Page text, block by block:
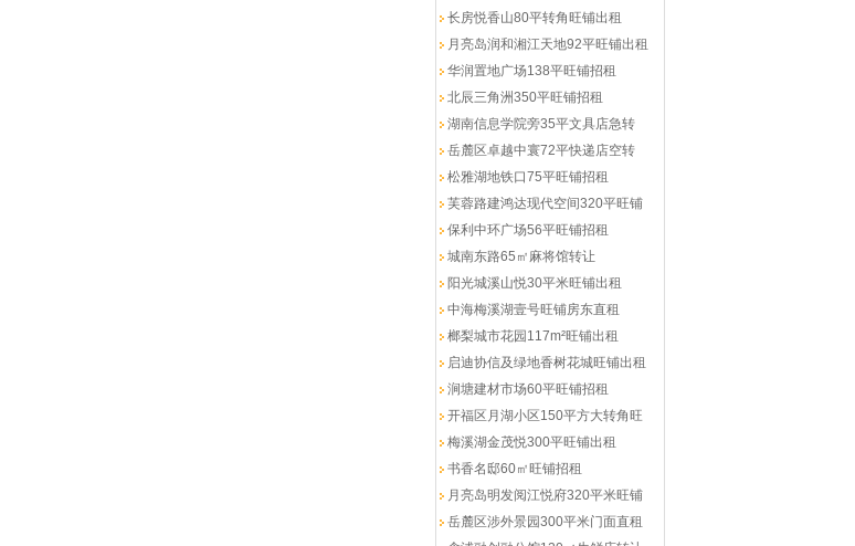
长房悦香山80平转角旺铺出租
月亮岛润和湘江天地92平旺铺出租
华润置地广场138平旺铺招租
北辰三角洲350平旺铺招租
湖南信息学院旁35平文具店急转
岳麓区卓越中寰72平快递店空转
松雅湖地铁口75平旺铺招租
芙蓉路建鸿达现代空间320平旺铺
保利中环广场56平旺铺招租
城南东路65㎡麻将馆转让
阳光城溪山悦30平米旺铺出租
中海梅溪湖壹号旺铺房东直租
榔梨城市花园117m²旺铺出租
启迪协信及绿地香树花城旺铺出租
涧塘建材市场60平旺铺招租
开福区月湖小区150平方大转角旺
梅溪湖金茂悦300平旺铺出租
书香名邸60㎡旺铺招租
月亮岛明发阅江悦府320平米旺铺
岳麓区涉外景园300平米门面直租